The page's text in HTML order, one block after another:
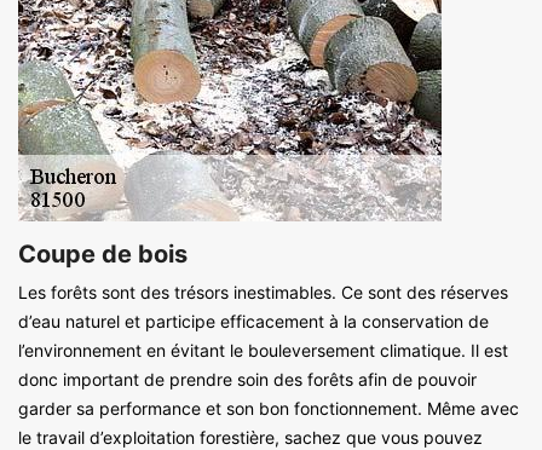
Coupe de bois
Les forêts sont des trésors inestimables. Ce sont des réserves
d’eau naturel et participe efficacement à la conservation de
l’environnement en évitant le bouleversement climatique. Il est
donc important de prendre soin des forêts afin de pouvoir
garder sa performance et son bon fonctionnement. Même avec
le travail d’exploitation forestière, sachez que vous pouvez